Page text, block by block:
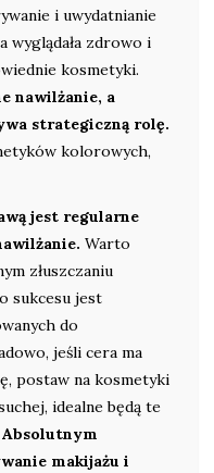
i uwydatnianie
wyglądała zdrowo i
kosmetyki.
nawilżanie, a
strategiczną rolę.
kolorowych,
jest regularne
Warto
złuszczaniu
sukcesu jest
do
jeśli cera ma
postaw na kosmetyki
idealne będą te
Absolutnym
makijażu i